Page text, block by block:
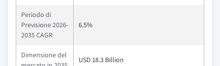
Periodo di
Previsione 2026-
2035 CAGR
6.5%
Dimensione del
USD 18.3 Billion